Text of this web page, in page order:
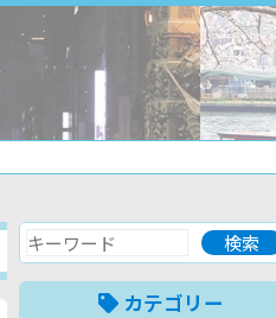
カテゴリー